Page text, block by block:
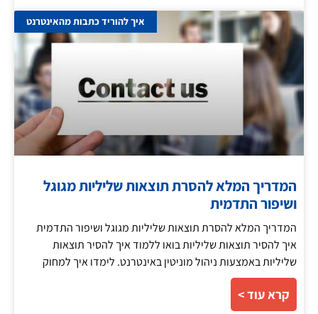
איך להוריד כתבות מהאינטרנט
המדריך המלא להסרת תוצאות שליליות מגוגל
ושיפור התדמית
המדריך המלא להסרת תוצאות שליליות מגוגל ושיפור התדמית
איך להסיר תוצאות שליליות בואו ללמוד איך להסיר תוצאות
שליליות באמצעות ניהול מוניטין באינטרנט. לימדו איך למחוק
קרא עוד >